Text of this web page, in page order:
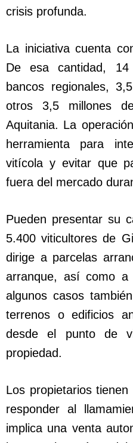
crisis profunda.
La iniciativa cuenta
De esa cantidad, 14
bancos regionales,
otros 3,5 millones
Aquitania. La
herramienta para
vitícola y evitar que
fuera del mercado
Pueden presentar su
5.400 viticultores de
dirige a parcelas
arranque, así como a
algunos casos
terrenos o edificios
desde el punto de
propiedad.
Los propietarios
responder al
implica una venta